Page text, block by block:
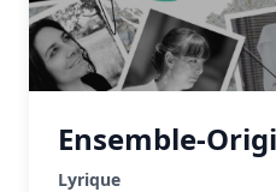
Ensemble-
Lyrique